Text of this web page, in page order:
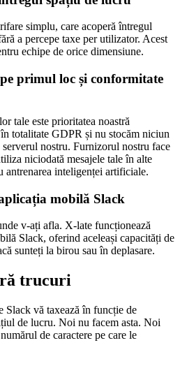
simplu, care acoperă întregul
a percepe taxe per utilizator. Acest
echipe de orice dimensiune.
primul loc și conformitate
tale este prioritatea noastră
totalitate GDPR și nu stocăm niciun
serverul nostru. Furnizorul nostru face
niciodată mesajele tale în alte
antrenarea inteligenței artificiale.
mobilă Slack
v-ați afla. X-late funcționează
Slack, oferind aceleași capacități de
sunteți la birou sau în deplasare.
trucuri
Slack vă taxează în funcție de
de lucru. Noi nu facem asta. Noi
de caractere pe care le